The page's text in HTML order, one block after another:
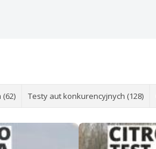
Testy aut konkurencyjnych (128)